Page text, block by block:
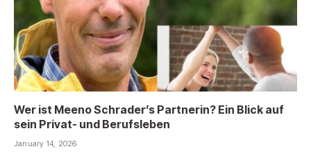
Wer ist Meeno Schrader’s Partnerin? Ein Blick auf
sein Privat- und Berufsleben
January 14, 2026